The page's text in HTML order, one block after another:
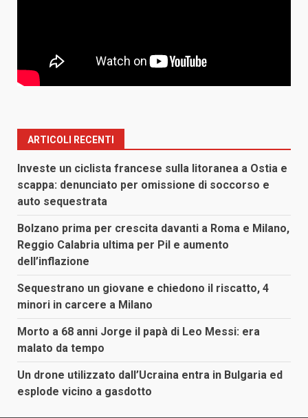
ARTICOLI RECENTI
Investe un ciclista francese sulla litoranea a Ostia e
scappa: denunciato per omissione di soccorso e
auto sequestrata
Bolzano prima per crescita davanti a Roma e Milano,
Reggio Calabria ultima per Pil e aumento
dell’inflazione
Sequestrano un giovane e chiedono il riscatto, 4
minori in carcere a Milano
Morto a 68 anni Jorge il papà di Leo Messi: era
malato da tempo
Un drone utilizzato dall’Ucraina entra in Bulgaria ed
esplode vicino a gasdotto